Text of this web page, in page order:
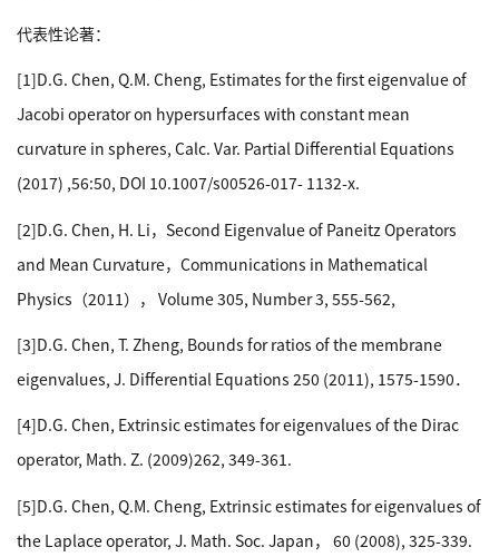
代表性论著：
[1]D.G. Chen, Q.M. Cheng, Estimates for the first eigenvalue of
Jacobi operator on hypersurfaces with constant mean
curvature in spheres, Calc. Var. Partial Differential Equations
(2017) ,56:50, DOI 10.1007/s00526-017- 1132-x.
[2]D.G. Chen, H. Li，Second Eigenvalue of Paneitz Operators
and Mean Curvature，Communications in Mathematical
Physics（2011）， Volume 305, Number 3, 555-562,
[3]D.G. Chen, T. Zheng, Bounds for ratios of the membrane
eigenvalues, J. Differential Equations 250 (2011), 1575-1590．
[4]D.G. Chen, Extrinsic estimates for eigenvalues of the Dirac
operator, Math. Z. (2009)262, 349-361.
[5]D.G. Chen, Q.M. Cheng, Extrinsic estimates for eigenvalues of
the Laplace operator, J. Math. Soc. Japan， 60 (2008), 325-339.